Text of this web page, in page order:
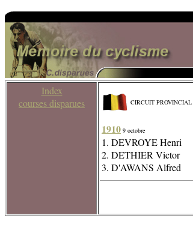
Index
courses disparues
CIRCUIT PROVINCIAL
1910 9 octobre
1. DEVROYE Henri
2. DETHIER Victor
3. D'AWANS Alfred